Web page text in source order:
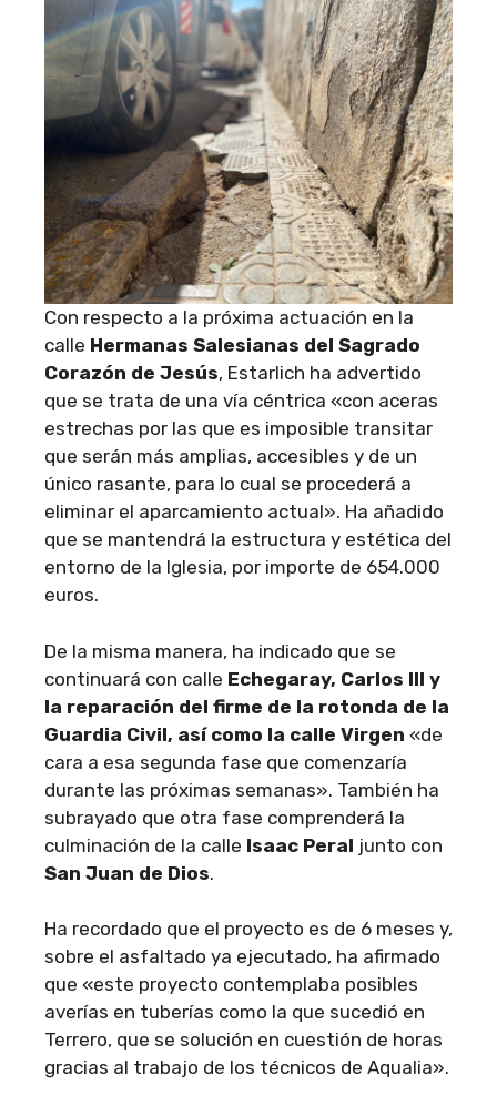
Con respecto a la próxima actuación en la
calle Hermanas Salesianas del Sagrado
Corazón de Jesús, Estarlich ha advertido
que se trata de una vía céntrica «con aceras
estrechas por las que es imposible transitar
que serán más amplias, accesibles y de un
único rasante, para lo cual se procederá a
eliminar el aparcamiento actual». Ha añadido
que se mantendrá la estructura y estética del
entorno de la Iglesia, por importe de 654.000
euros.
De la misma manera, ha indicado que se
continuará con calle Echegaray, Carlos III y
la reparación del firme de la rotonda de la
Guardia Civil, así como la calle Virgen «de
cara a esa segunda fase que comenzaría
durante las próximas semanas». También ha
subrayado que otra fase comprenderá la
culminación de la calle Isaac Peral junto con
San Juan de Dios.
Ha recordado que el proyecto es de 6 meses y,
sobre el asfaltado ya ejecutado, ha afirmado
que «este proyecto contemplaba posibles
averías en tuberías como la que sucedió en
Terrero, que se solución en cuestión de horas
gracias al trabajo de los técnicos de Aqualia».